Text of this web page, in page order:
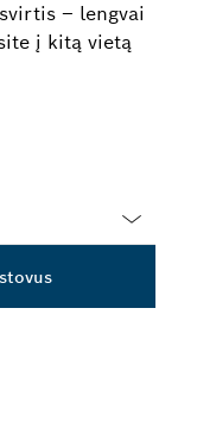
– lengvai
į kitą vietą